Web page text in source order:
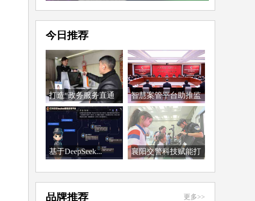
今日推荐
打造“政务服务直通
车...
智慧案管平台助推监
督...
基于DeepSeek...
襄阳交警科技赋能打
品牌推荐 更多>>